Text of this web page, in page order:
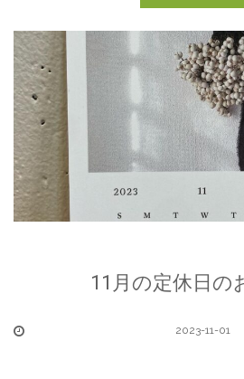
11月の定休日の
2023-11-01